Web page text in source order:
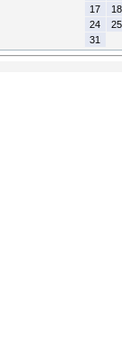
17
18
24
25
31